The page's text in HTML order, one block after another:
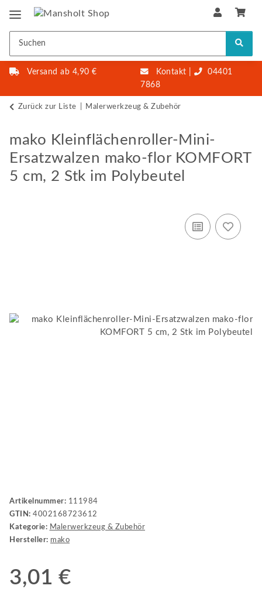
Versand ab 4,90 € Kontakt
04401
7868
Zurück zur Liste Malerwerkzeug & Zubehör
mako Kleinflächenroller-Mini-
Ersatzwalzen mako-flor KOMFORT
5 cm, 2 Stk im Polybeutel
Artikelnummer: 111984
GTIN: 4002168723612
Kategorie: Malerwerkzeug & Zubehör
Hersteller: mako
3,01 €